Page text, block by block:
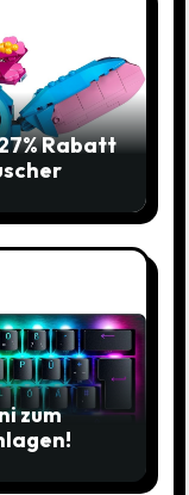
Rabatt
zum